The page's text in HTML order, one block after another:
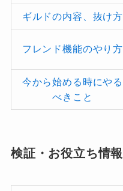
ギルドの内容、抜け方
フレンド機能のやり方
今から始める時にやる
べきこと
検証・お役立ち情報